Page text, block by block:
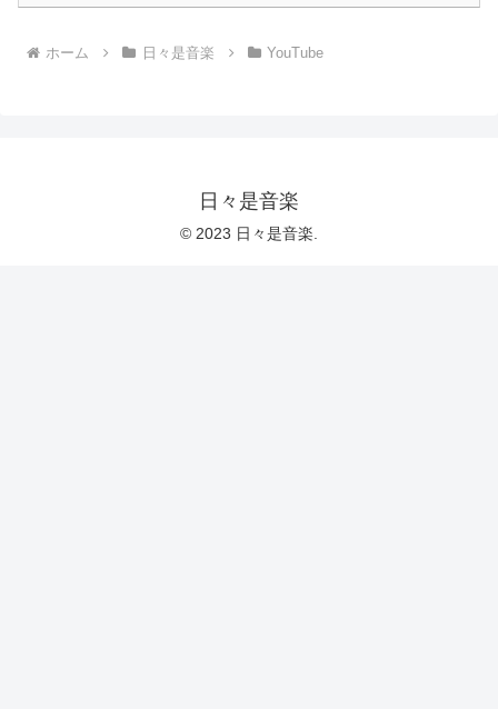
ホーム 日々是音楽 YouTube
日々是音楽
© 2023 日々是音楽.